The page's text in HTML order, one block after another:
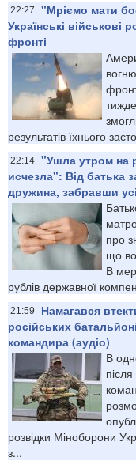
22:27
"Мріємо мати
Українські військові
фронті
результатів їхнього
22:14 "Ушла утром на
исчезла": Від батька
дружина, забравши
про
що
В
рублів державної
21:59
Намагався
російських
командира (аудіо)
В
розвідки Міноборони
з...